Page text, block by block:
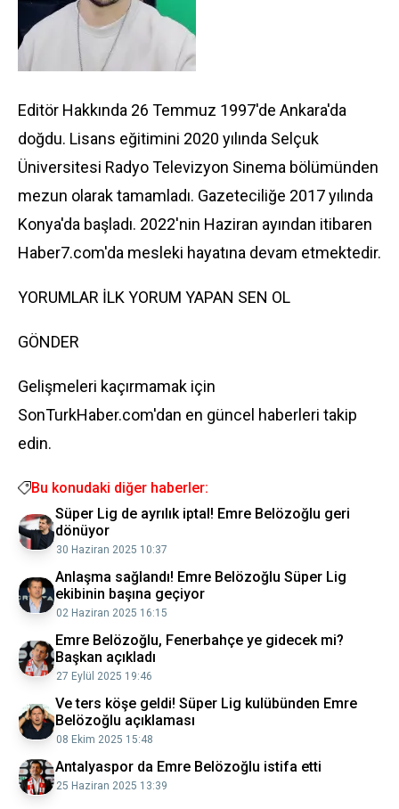
Editör Hakkında 26 Temmuz 1997'de Ankara'da
doğdu. Lisans eğitimini 2020 yılında Selçuk
Üniversitesi Radyo Televizyon Sinema bölümünden
mezun olarak tamamladı. Gazeteciliğe 2017 yılında
Konya'da başladı. 2022'nin Haziran ayından itibaren
Haber7.com'da mesleki hayatına devam etmektedir.
YORUMLAR İLK YORUM YAPAN SEN OL
GÖNDER
Gelişmeleri kaçırmamak için
SonTurkHaber.com'dan en güncel haberleri takip
edin.
Bu konudaki diğer haberler:
Süper Lig de ayrılık iptal! Emre Belözoğlu geri
dönüyor
30 Haziran 2025 10:37
Anlaşma sağlandı! Emre Belözoğlu Süper Lig
ekibinin başına geçiyor
02 Haziran 2025 16:15
Emre Belözoğlu, Fenerbahçe ye gidecek mi?
Başkan açıkladı
27 Eylül 2025 19:46
Ve ters köşe geldi! Süper Lig kulübünden Emre
Belözoğlu açıklaması
08 Ekim 2025 15:48
Antalyaspor da Emre Belözoğlu istifa etti
25 Haziran 2025 13:39